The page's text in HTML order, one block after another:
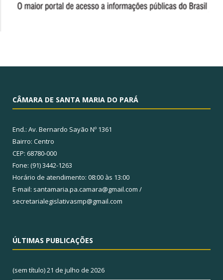
CÂMARA DE SANTA MARIA DO PARÁ
End.: Av. Bernardo Sayão Nº 1361
Bairro: Centro
CEP: 68780-000
Fone: (91) 3442-1263
Horário de atendimento: 08:00 às 13:00
E-mail: santamaria.pa.camara@gmail.com /
secretarialegislativasmp@gmail.com
ÚLTIMAS PUBLICAÇÕES
(sem título)21 de julho de 2026